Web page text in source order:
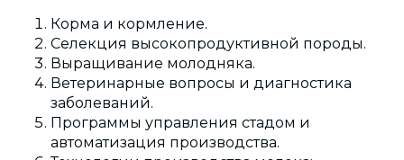
Корма и кормление.
Селекция высокопродуктивной породы.
Выращивание молодняка.
Ветеринарные вопросы и диагностика
заболеваний.
Программы управления стадом и
автоматизация производства.